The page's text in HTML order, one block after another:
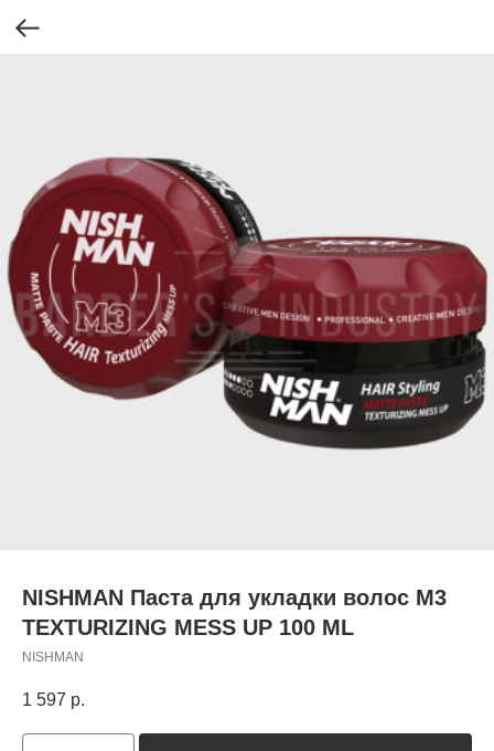
NISHMAN Паста для укладки волоc M3
TEXTURIZING MESS UP 100 ML
NISHMAN
1 597 р.